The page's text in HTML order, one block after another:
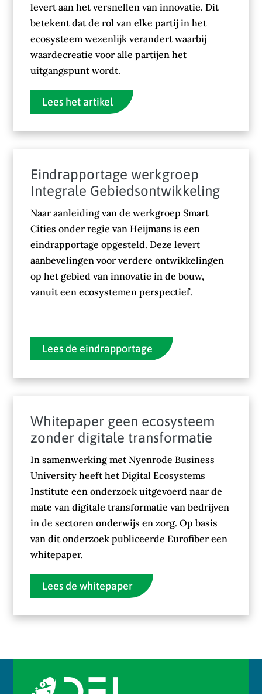
levert aan het versnellen van innovatie. Dit
betekent dat de rol van elke partij in het
ecosysteem wezenlijk verandert waarbij
waardecreatie voor alle partijen het
uitgangspunt wordt.
Lees het artikel
Eindrapportage werkgroep
Integrale Gebiedsontwikkeling
Naar aanleiding van de werkgroep Smart
Cities onder regie van Heijmans is een
eindrapportage opgesteld. Deze levert
aanbevelingen voor verdere ontwikkelingen
op het gebied van innovatie in de bouw,
vanuit een ecosystemen perspectief.
Lees de eindrapportage
Whitepaper geen ecosysteem
zonder digitale transformatie
In samenwerking met Nyenrode Business
University heeft het Digital Ecosystems
Institute een onderzoek uitgevoerd naar de
mate van digitale transformatie van bedrijven
in de sectoren onderwijs en zorg. Op basis
van dit onderzoek publiceerde Eurofiber een
whitepaper.
Lees de whitepaper